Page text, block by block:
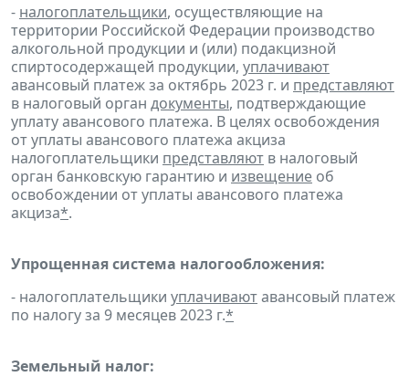
- налогоплательщики, осуществляющие на
территории Российской Федерации производство
алкогольной продукции и (или) подакцизной
спиртосодержащей продукции, уплачивают
авансовый платеж за октябрь 2023 г. и представляют
в налоговый орган документы, подтверждающие
уплату авансового платежа. В целях освобождения
от уплаты авансового платежа акциза
налогоплательщики представляют в налоговый
орган банковскую гарантию и извещение об
освобождении от уплаты авансового платежа
акциза*.
Упрощенная система налогообложения:
- налогоплательщики уплачиваютавансовый платеж
по налогу за 9 месяцев 2023 г.*
Земельный налог: